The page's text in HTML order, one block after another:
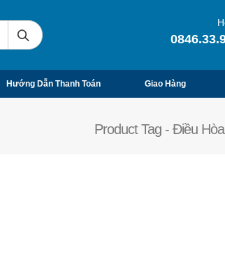
Hướng Dẫn Thanh Toán Giao Hàng
Product Tag - Điều